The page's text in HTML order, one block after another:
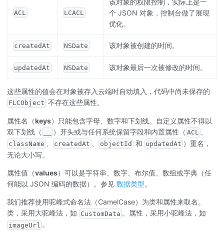
ACL LCACL
个 JSON 对象，控制台做了展现
优化。
createdAt NSDate 该对象被创建的时间。
updatedAt NSDate 该对象最后一次被修改的时间。
这些属性的值会在对象被存入云端时自动填入，代码中尚未保存的
FLCObject 不存在这些属性。
属性名（keys）只能包含字母、数字和下划线。自定义属性不得以
双下划线（
）开头或与任何系统保留字段和内置属性（ ACL
className createdAt objectId 和 updatedAt ）重名，
无论大小写。
属性值（values）可以是字符串、数字、布尔值、数组或字典（任
何能以 JSON 编码的数据）。参见 数据类型。
我们推荐使用驼峰式命名法（CamelCase）为类和属性来取名。
类，采用大驼峰法，如 CustomData 。属性，采用小驼峰法，如
imageUrl 。